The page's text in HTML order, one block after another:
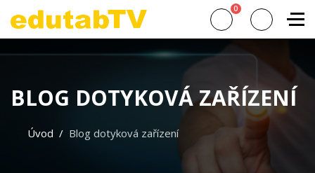
0
BLOG DOTYKOVÁ ZAŘÍZENÍ
Úvod Blog dotyková zařízení